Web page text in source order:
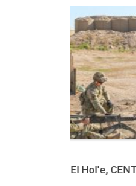
Türkiye’nin